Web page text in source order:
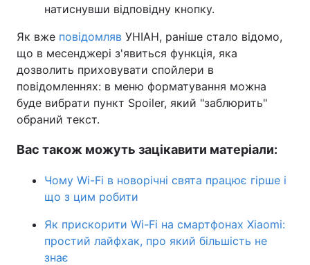
натиснувши відповідну кнопку.
Як вже повідомляв УНІАН, раніше стало відомо,
що в месенджері з'явиться функція, яка
дозволить приховувати спойлери в
повідомленнях: в меню форматування можна
буде вибрати пункт Spoiler, який "заблюрить"
обраний текст.
Вас також можуть зацікавити матеріали:
Чому Wi-Fi в новорічні свята працює гірше і
що з цим робити
Як прискорити Wi-Fi на смартфонах Xiaomi:
простий лайфхак, про який більшість не
знає